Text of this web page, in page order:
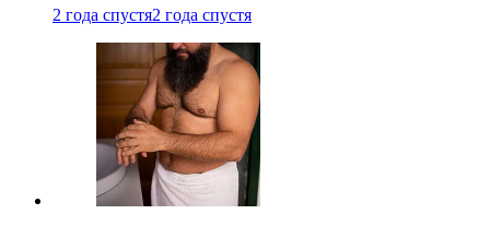
2 года спустя2 года спустя